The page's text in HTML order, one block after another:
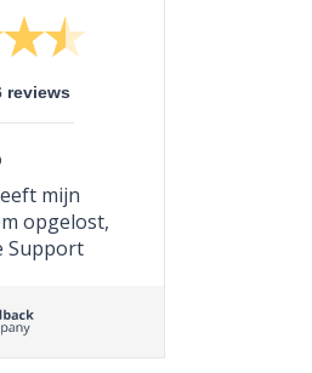
reviews
mijn
opgelost,
Support